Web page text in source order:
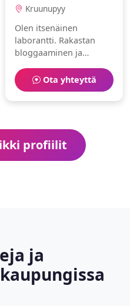
Kruunupyy
Olen itsenäinen
laborantti. Rakastan
bloggaaminen ja
löytäväni
samanhenkisen
ihmisen.
Ota yhteyttä
profiilit
ja